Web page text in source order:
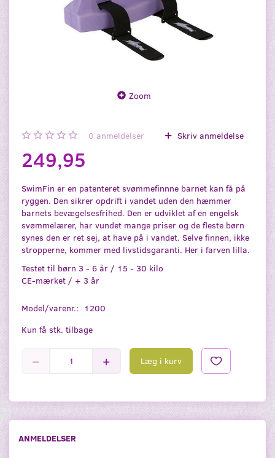
Zoom
0 anmeldelser Skriv anmeldelse
249,95
SwimFin er en patenteret svømmefinnne barnet kan få på
ryggen. Den sikrer opdrift i vandet uden den hæmmer
barnets bevægelsesfrihed. Den er udviklet af en engelsk
svømmelærer, har vundet mange priser og de fleste børn
synes den er ret sej, at have på i vandet. Selve finnen, ikke
stropperne, kommer med livstidsgaranti. Her i farven lilla.
Testet til børn 3 - 6 år / 15 - 30 kilo
CE-mærket / + 3 år
Model/varenr.:
1200
Kun få stk. tilbage
Læg i kurv
ANMELDELSER